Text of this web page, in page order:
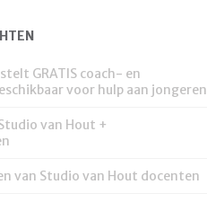
GRATIS coach- en
voor hulp aan jongeren
van Hout +
van Studio van Hout docenten